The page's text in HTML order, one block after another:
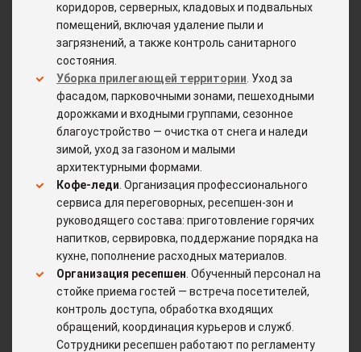
коридоров, серверных, кладовых и подвальных
помещений, включая удаление пыли и
загрязнений, а также контроль санитарного
состояния.
Уборка прилегающей территории . Уход за
фасадом, парковочными зонами, пешеходными
дорожками и входными группами, сезонное
благоустройство — очистка от снега и наледи
зимой, уход за газоном и малыми
архитектурными формами.
Кофе-леди . Организация профессионального
сервиса для переговорных, ресепшен-зон и
руководящего состава: приготовление горячих
напитков, сервировка, поддержание порядка на
кухне, пополнение расходных материалов.
Организация ресепшен . Обученный персонал на
стойке приема гостей — встреча посетителей,
контроль доступа, обработка входящих
обращений, координация курьеров и служб.
Сотрудники ресепшен работают по регламенту